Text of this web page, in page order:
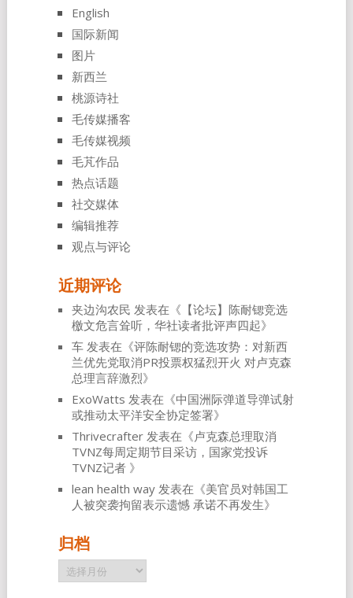
English
国际新闻
图片
新西兰
桃源诗社
毛传媒播客
毛传媒视频
毛芃作品
热点话题
社交媒体
编辑推荐
观点与评论
近期评论
夹边沟农民 发表在《 【论坛】陈耐锶竞选
檄文危言耸听，华社读者批评声四起》
车发表在《评陈耐锶的竞选攻势：对新西
兰优先党取消PR投票权猛烈开火 对卢克森
总理言辞激烈》
ExoWatts 发表在《中国洲际弹道导弹试射
或推动太平洋安全协定签署》
Thrivecrafter发表在《卢克森总理取消
TVNZ每周定期节目采访，国家党投诉
TVNZ记者 》
lean health way发表在《美官员对韩国工
人被突袭拘留表示遗憾 承诺不再发生》
归档
归
档